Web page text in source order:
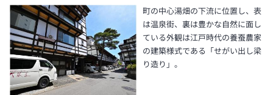
町の中心湯畑の下流に位置し、表
は温泉街、裏は豊かな自然に面し
ている外観は江戸時代の養蚕農家
の建築様式である「せがい出し梁
り造り」。